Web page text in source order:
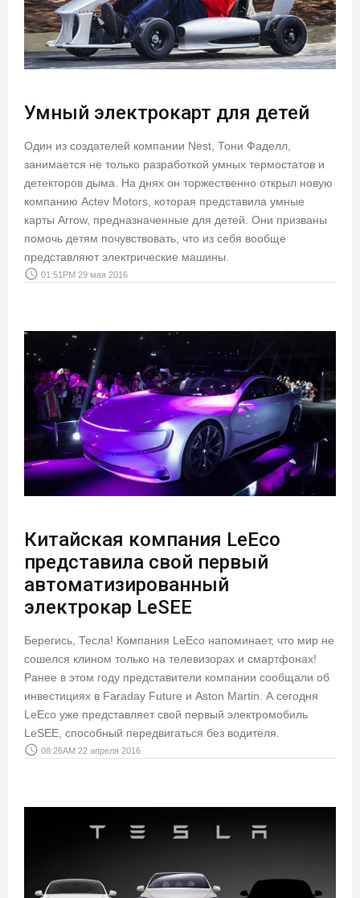
Умный электрокарт для детей
Один из создателей компании Nest, Тони Фаделл,
занимается не только разработкой умных термостатов и
детекторов дыма. На днях он торжественно открыл новую
компанию Actev Motors, которая представила умные
карты Arrow, предназначенные для детей. Они призваны
помочь детям почувствовать, что из себя вообще
представляют электрические машины.
access_time 01:51PM 29 мая 2016
Китайская компания LeEco
представила свой первый
автоматизированный
электрокар LeSEE
Берегись, Тесла! Компания LeEco напоминает, что мир не
сошелся клином только на телевизорах и смартфонах!
Ранее в этом году представители компании сообщали об
инвестициях в Faraday Future и Aston Martin. А сегодня
LeEco уже представляет свой первый электромобиль
LeSEE, способный передвигаться без водителя.
access_time 08:26AM 22 апреля 2016